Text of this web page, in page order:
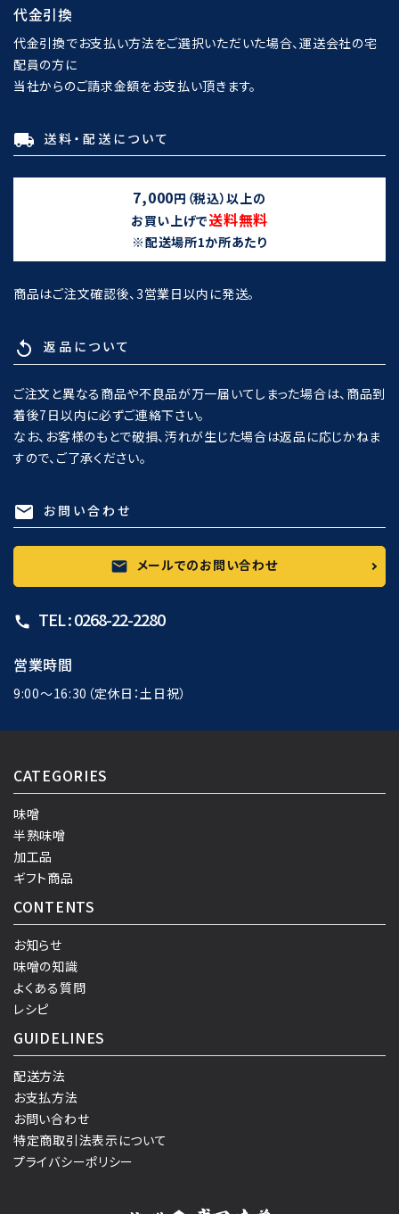
代金引換
代金引換でお支払い方法をご選択いただいた場合、運送会社の宅
配員の方に
当社からのご請求金額をお支払い頂きます。
local_shipping 送料・配送について
7,000円（税込）以上の
お買い上げで送料無料
※配送場所1か所あたり
商品はご注文確認後、3営業日以内に発送。
replay 返品について
ご注文と異なる商品や不良品が万一届いてしまった場合は、商品到
着後7日以内に必ずご連絡下さい。
なお、お客様のもとで破損、汚れが生じた場合は返品に応じかねま
すので、ご了承ください。
mail お問い合わせ
mail メールでのお問い合わせ
call TEL : 0268-22-2280
営業時間
9:00～16:30（定休日：土日祝）
CATEGORIES
味噌
半熟味噌
加工品
ギフト商品
CONTENTS
お知らせ
味噌の知識
よくある質問
レシピ
GUIDELINES
配送方法
お支払方法
お問い合わせ
特定商取引法表示について
プライバシーポリシー